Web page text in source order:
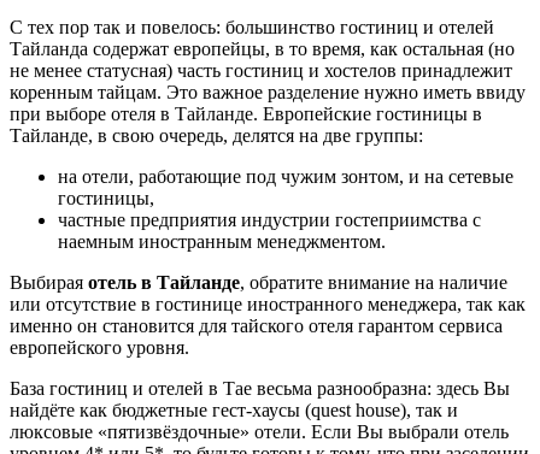
С тех пор так и повелось: большинство гостиниц и отелей
Тайланда содержат европейцы, в то время, как остальная (но
не менее статусная) часть гостиниц и хостелов принадлежит
коренным тайцам. Это важное разделение нужно иметь ввиду
при выборе отеля в Тайланде. Европейские гостиницы в
Тайланде, в свою очередь, делятся на две группы:
на отели, работающие под чужим зонтом, и на сетевые
гостиницы,
частные предприятия индустрии гостеприимства с
наемным иностранным менеджментом.
Выбирая отель в Тайланде, обратите внимание на наличие
или отсутствие в гостинице иностранного менеджера, так как
именно он становится для тайского отеля гарантом сервиса
европейского уровня.
База гостиниц и отелей в Тае весьма разнообразна: здесь Вы
найдёте как бюджетные гест-хаусы (quest house), так и
люксовые «пятизвёздочные» отели. Если Вы выбрали отель